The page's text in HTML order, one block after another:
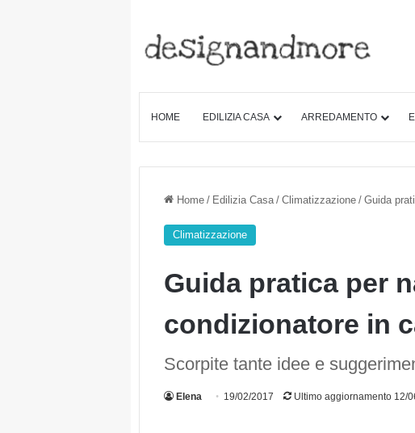
HOME EDILIZIA CASA ARREDAMENTO
Home / Edilizia Casa / Climatizzazione / Guida
Climatizzazione
Guida pratica per
condizionatore in
Scorpite tante idee e
Elena 19/02/2017 Ultimo aggiornamento 12/